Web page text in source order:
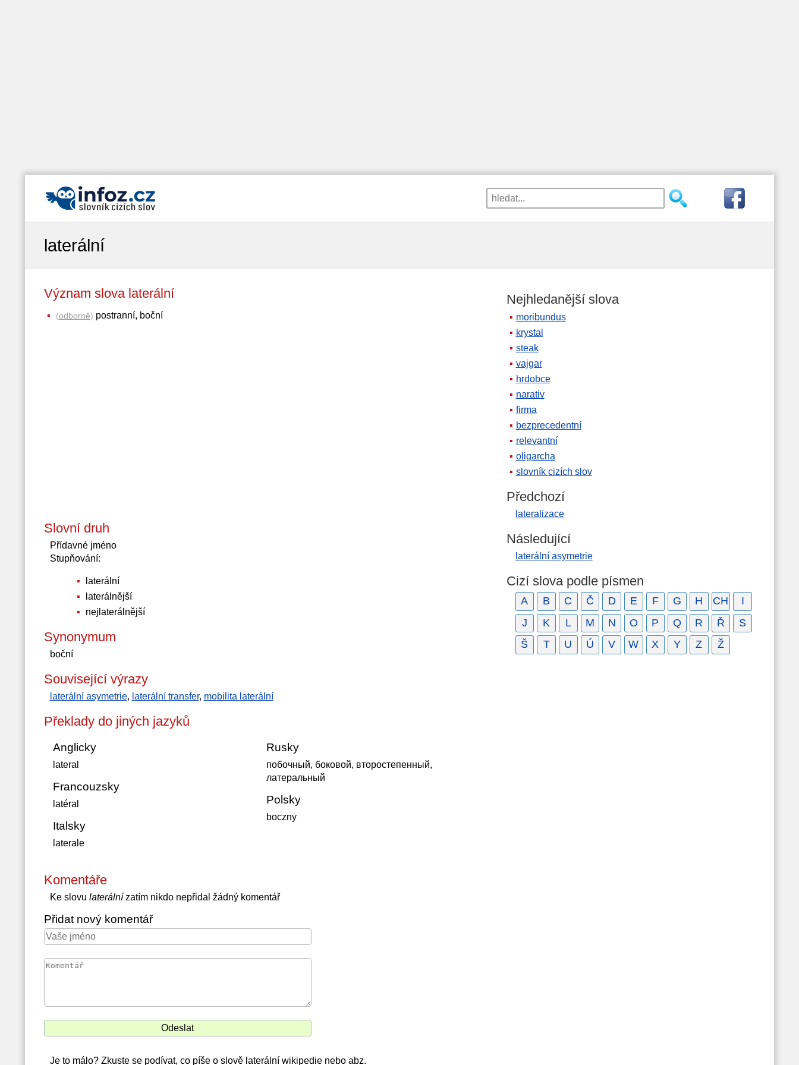
laterální
Význam slova laterální
(odborně) postranní, boční
Slovní druh
Přídavné jméno
Stupňování:
laterální
laterálnější
nejlaterálnější
Synonymum
boční
Související výrazy
laterální asymetrie, laterální transfer, mobilita laterální
Překlady do jiných jazyků
Anglicky
lateral
Francouzsky
latéral
Italsky
laterale
Rusky
побочный, боковой, второстепенный,
латеральный
Polsky
boczny
Komentáře
Ke slovu laterálnízatím nikdo nepřidal žádný komentář
Přidat nový komentář
Je to málo? Zkuste se podívat, co píše o slově laterální wikipedie nebo abz.
Nejhledanější slova
moribundus
krystal
steak
vajgar
hrdobce
narativ
firma
bezprecedentní
relevantní
oligarcha
slovník cizích slov
Předchozí
lateralizace
Následující
laterální asymetrie
Cizí slova podle písmen
A B C Č D E F G H CH
I
J
K L M N O P Q R Ř
S
Š
T U Ú V W X Y Z Ž